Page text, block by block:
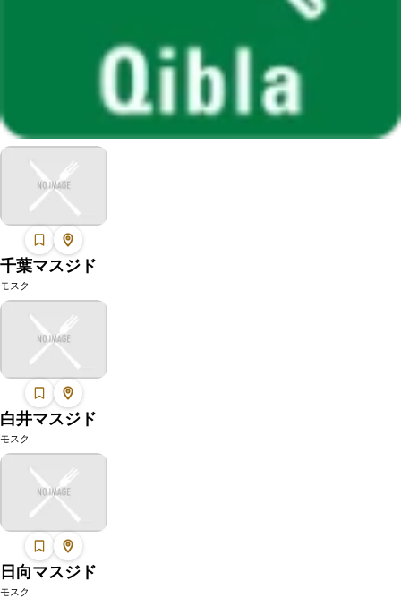
千葉マスジド
モスク
白井マスジド
モスク
日向マスジド
モスク